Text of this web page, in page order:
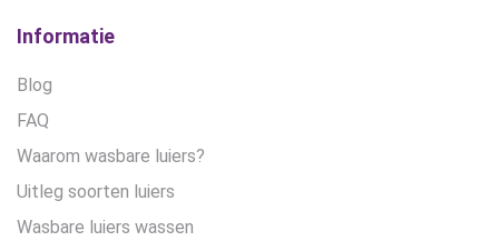
Informatie
Blog
FAQ
Waarom wasbare luiers?
Uitleg soorten luiers
Wasbare luiers wassen